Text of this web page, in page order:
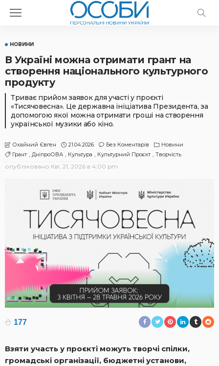
НОВИНИ
В Україні можна отримати грант на
створення національного культурного
продукту
Триває прийом заявок для участі у проєкті
«Тисячовесна». Це державна ініціатива Президента, за
допомогою якої можна отримати гроші на створення
української музики або кіно.
Охайний Євген 21.04.2026 Без Коментарів
Новини
Грант
ДніпроОВА Культура Культурний Проєкт Творчість
опубліковано Кві. 21, 2026 в 4:00 pm
177
Взяти участь у проєкті можуть творчі спілки,
громадські організації, бюджетні установи,